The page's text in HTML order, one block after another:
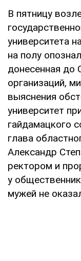
В пятницу
университета
на полу
донесенная до
организаций,
выяснения
университет
гайдамацкого
глава
Александр
ректором и
у
мужей не